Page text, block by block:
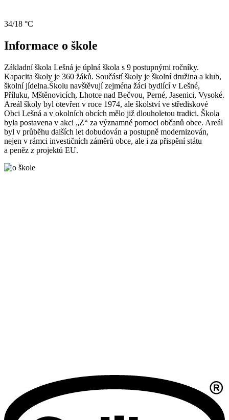
34/18 °C
Informace o škole
Základní škola Lešná je úplná škola s 9 postupnými ročníky.
Kapacita školy je 360 žáků. Součástí školy je školní družina a klub,
školní jídelna.Školu navštěvují zejména žáci bydlící v Lešné,
Příluku, Mštěnovicích, Lhotce nad Bečvou, Perné, Jasenici, Vysoké.
Areál školy byl otevřen v roce 1974, ale školství ve střediskové
Obci Lešná a v okolních obcích mělo již dlouholetou tradici. Škola
byla postavena v akci „Z“ za významné pomoci občanů obce. Areál
byl v průběhu dalších let dobudován a postupně modernizován,
nejen v rámci investičních záměrů obce, ale i za přispění státu
a peněz z projektů EU.